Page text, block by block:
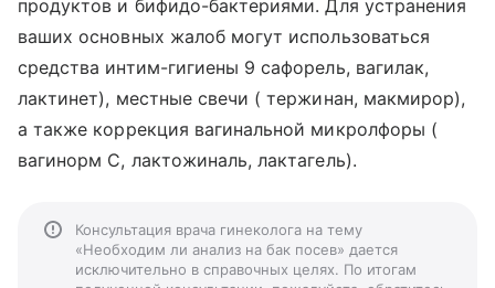
продуктов и бифидо-бактериями. Для устранения
ваших основных жалоб могут использоваться
средства интим-гигиены 9 сафорель, вагилак,
лактинет), местные свечи ( тержинан, макмирор),
а также коррекция вагинальной микролфоры (
вагинорм С, лактожиналь, лактагель).
Консультация врача гинеколога на тему
«Необходим ли анализ на бак посев» дается
исключительно в справочных целях. По итогам